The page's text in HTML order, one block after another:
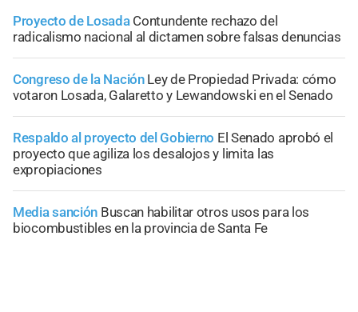
Proyecto de Losada Contundente rechazo del
radicalismo nacional al dictamen sobre falsas denuncias
Congreso de la Nación Ley de Propiedad Privada: cómo
votaron Losada, Galaretto y Lewandowski en el Senado
Respaldo al proyecto del Gobierno El Senado aprobó el
proyecto que agiliza los desalojos y limita las
expropiaciones
Media sanción Buscan habilitar otros usos para los
biocombustibles en la provincia de Santa Fe